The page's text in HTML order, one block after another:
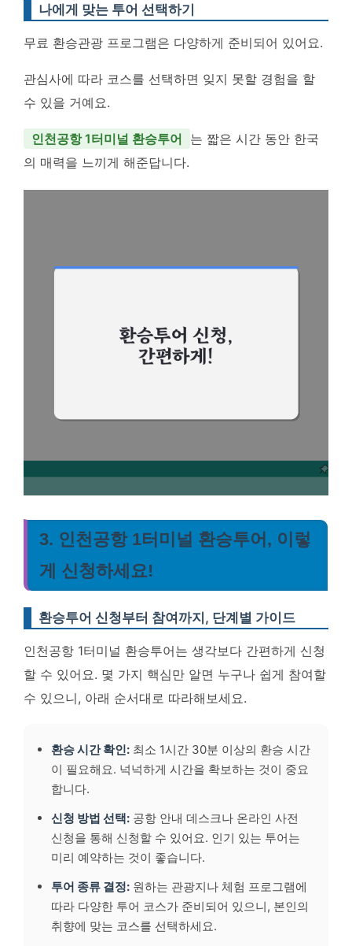
나에게 맞는 투어 선택하기
무료 환승관광 프로그램은 다양하게 준비되어 있어요.
관심사에 따라 코스를 선택하면 잊지 못할 경험을 할
수 있을 거예요.
인천공항 1터미널 환승투어 는 짧은 시간 동안 한국
의 매력을 느끼게 해준답니다.
3. 인천공항 1터미널 환승투어, 이렇
게 신청하세요!
환승투어 신청부터 참여까지, 단계별 가이드
인천공항 1터미널 환승투어는 생각보다 간편하게 신청
할 수 있어요. 몇 가지 핵심만 알면 누구나 쉽게 참여할
수 있으니, 아래 순서대로 따라해보세요.
환승 시간 확인: 최소 1시간 30분 이상의 환승 시간
이 필요해요. 넉넉하게 시간을 확보하는 것이 중요
합니다.
신청 방법 선택: 공항 안내 데스크나 온라인 사전
신청을 통해 신청할 수 있어요. 인기 있는 투어는
미리 예약하는 것이 좋습니다.
투어 종류 결정: 원하는 관광지나 체험 프로그램에
따라 다양한 투어 코스가 준비되어 있으니, 본인의
취향에 맞는 코스를 선택하세요.